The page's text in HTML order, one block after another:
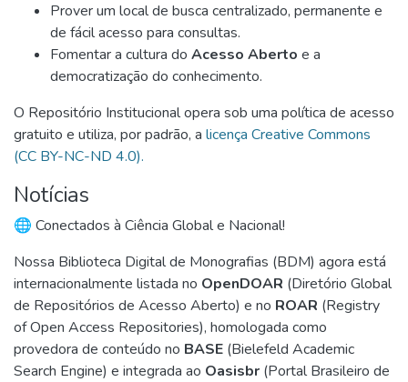
Prover um local de busca centralizado, permanente e
de fácil acesso para consultas.
Fomentar a cultura do Acesso Aberto e a
democratização do conhecimento.
O Repositório Institucional opera sob uma política de acesso
gratuito e utiliza, por padrão, a licença Creative Commons
(CC BY-NC-ND 4.0).
Notícias
🌐 Conectados à Ciência Global e Nacional!
Nossa Biblioteca Digital de Monografias (BDM) agora está
internacionalmente listada no OpenDOAR (Diretório Global
de Repositórios de Acesso Aberto) e no ROAR (Registry
of Open Access Repositories), homologada como
provedora de conteúdo no BASE (Bielefeld Academic
Search Engine) e integrada ao Oasisbr (Portal Brasileiro de